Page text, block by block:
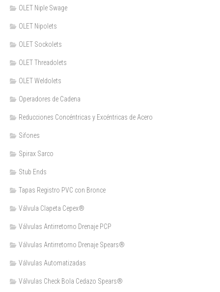
OLET Niple Swage
OLET Nipolets
OLET Sockolets
OLET Threadolets
OLET Weldolets
Operadores de Cadena
Reducciones Concéntricas y Excéntricas de Acero
Sifones
Spirax Sarco
Stub Ends
Tapas Registro PVC con Bronce
Válvula Clapeta Cepex®
Válvulas Antirretorno Drenaje PCP
Válvulas Antirretorno Drenaje Spears®
Válvulas Automatizadas
Válvulas Check Bola Cedazo Spears®